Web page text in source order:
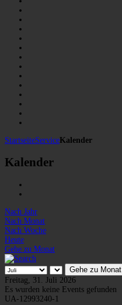
StartseiteService Kalender
Kalender
Nach Jahr
Nach Monat
Nach Woche
Heute
Gehe zu Monat
Gehe zu Monat
Freitag, 31. Juli 2026
Es wurden keine Events gefunden
UA-12993240-1